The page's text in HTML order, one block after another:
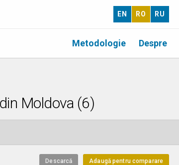
EN RO RU
Despre
Metodologie
Moldova (6)
Adaugă pentru comparare
Descarcă